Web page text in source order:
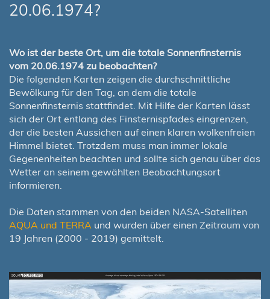
20.06.1974?
Wo ist der beste Ort, um die totale Sonnenfinsternis
vom 20.06.1974 zu beobachten?
Die folgenden Karten zeigen die durchschnittliche
Bewölkung für den Tag, an dem die totale
Sonnenfinsternis stattfindet. Mit Hilfe der Karten lässt
sich der Ort entlang des Finsternispfades eingrenzen,
der die besten Aussichen auf einen klaren wolkenfreien
Himmel bietet. Trotzdem muss man immer lokale
Gegenenheiten beachten und sollte sich genau über das
Wetter an seinem gewählten Beobachtungsort
informieren.
Die Daten stammen von den beiden NASA-Satelliten
AQUA und TERRA und wurden über einen Zeitraum von
19 Jahren (2000 - 2019) gemittelt.